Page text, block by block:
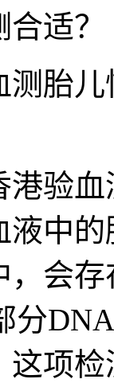
适？
胎儿
验血
液中
，会
分
这项